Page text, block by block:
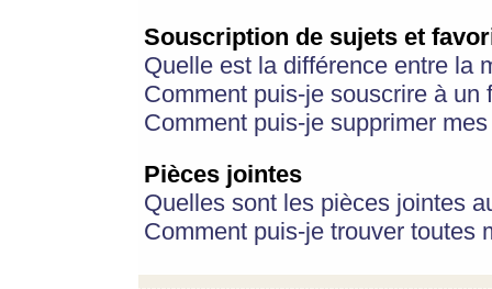
Souscription de sujets et
Quelle est la différence entre la
Comment puis-je souscrire à
Comment puis-je supprimer
Pièces jointes
Quelles sont les pièces jointes
Comment puis-je trouver toutes